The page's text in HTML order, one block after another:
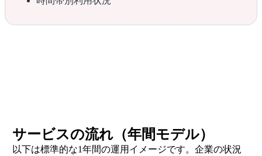
サービスの流れ（年間モデル）
以下は標準的な1年間の運用イメージです。企業の状況